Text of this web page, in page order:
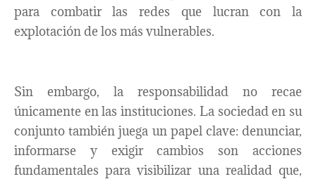
para combatir las redes que lucran con la
explotación de los más vulnerables.
Sin embargo, la responsabilidad no recae
únicamente en las instituciones. La sociedad en su
conjunto también juega un papel clave: denunciar,
informarse y exigir cambios son acciones
fundamentales para visibilizar una realidad que,